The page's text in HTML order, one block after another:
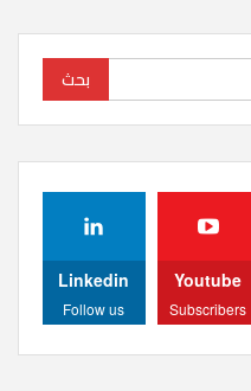
Youtube
Subscribers
Linkedin
Follow us